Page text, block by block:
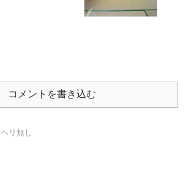
コメントを書き込む
ヘリ無し